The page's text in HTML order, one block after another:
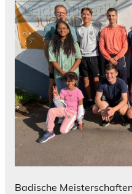
Badische